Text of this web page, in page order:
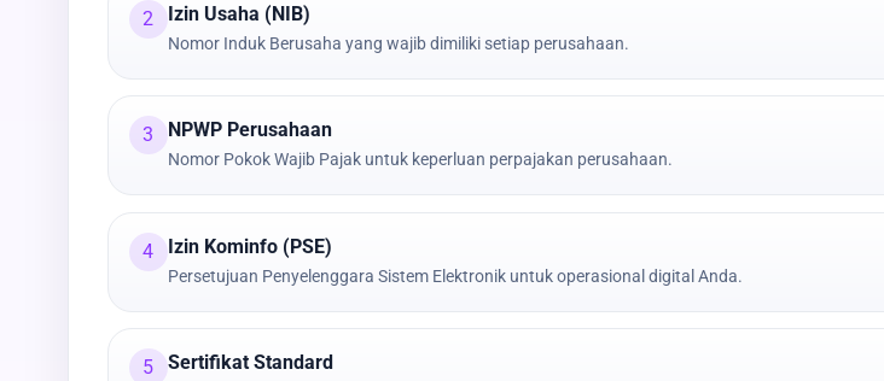
2 Izin Usaha (NIB)
Nomor Induk Berusaha yang wajib dimiliki setiap perusahaan.
3 NPWP Perusahaan
Nomor Pokok Wajib Pajak untuk keperluan perpajakan perusahaan.
4 Izin Kominfo (PSE)
Persetujuan Penyelenggara Sistem Elektronik untuk operasional digital Anda.
5 Sertifikat Standard